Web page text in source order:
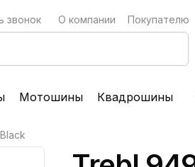
звонок О компании Покупателю
Мотошины Квадрошины